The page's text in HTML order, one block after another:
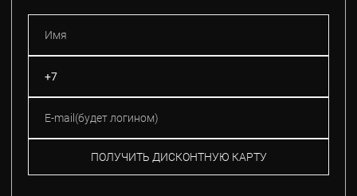
ПОЛУЧИТЬ ДИСКОНТНУЮ КАРТУ